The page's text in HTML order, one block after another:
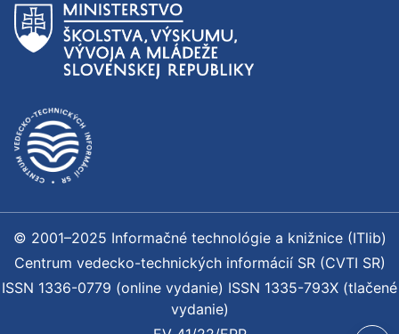
© 2001–2025 Informačné technológie a knižnice (ITlib)
Centrum vedecko-technických informácií SR (CVTI SR)
ISSN 1336-0779 (online vydanie) ISSN 1335-793X (tlačené
vydanie)